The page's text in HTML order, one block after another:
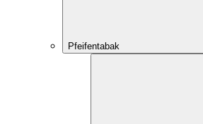
Pfeifentabak